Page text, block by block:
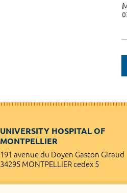
UNIVERSITY HOSPITAL OF
MONTPELLIER
191 avenue du Doyen Gaston Giraud
34295 MONTPELLIER cedex 5